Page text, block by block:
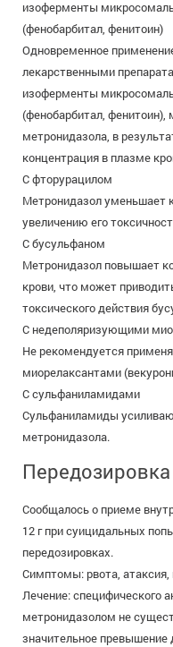
изоферменты
(фенобарбитал, фенитоин)
Одновременное
лекарственными
изоферменты
(фенобарбитал,
метронидазола, в
концентрация в плазме
С фторурацилом
Метронидазол уменьшает
увеличению его
С бусульфаном
Метронидазол повышает
крови, что может
токсического действия
С недеполяризующими
Не рекомендуется
миорелаксантами
С сульфаниламидами
Сульфаниламиды
метронидазола.
Передозировка
Сообщалось о приеме
12 г при суицидальных
передозировках.
Симптомы: рвота,
Лечение: специфического
метронидазолом не
значительное